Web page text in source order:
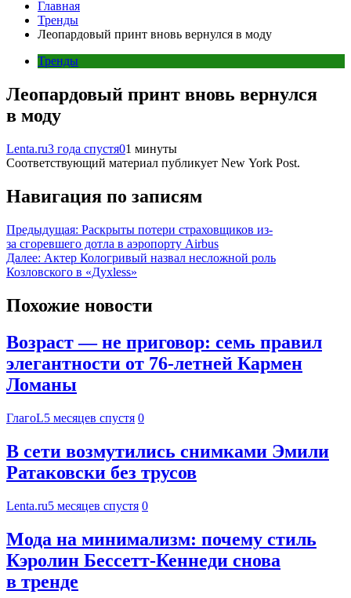
Главная
Тренды
Леопардовый принт вновь вернулся в моду
Тренды
Леопардовый принт вновь вернулся
в моду
Lenta.ru3 года спустя01 минуты
Соответствующий материал публикует New York Post.
Навигация по записям
Предыдущая: Раскрыты потери страховщиков из-
за сгоревшего дотла в аэропорту Airbus
Далее: Актер Кологривый назвал несложной роль
Козловского в «Духless»
Похожие новости
Возраст — не приговор: семь правил
элегантности от 76-летней Кармен
Ломаны
ГлагоL5 месяцев спустя 0
В сети возмутились снимками Эмили
Ратаковски без трусов
Lenta.ru5 месяцев спустя 0
Мода на минимализм: почему стиль
Кэролин Бессетт-Кеннеди снова
в тренде